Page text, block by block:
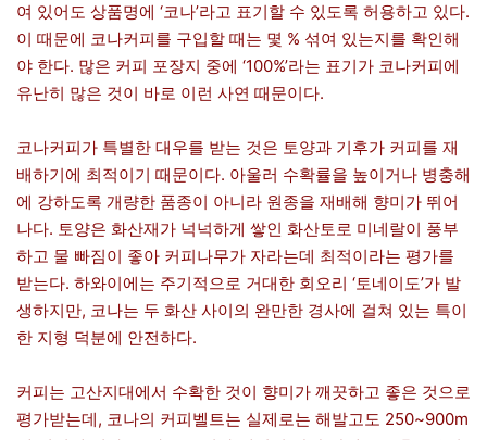
여 있어도 상품명에 ‘코나’라고 표기할 수 있도록 허용하고 있다.
이 때문에 코나커피를 구입할 때는 몇 % 섞여 있는지를 확인해
야 한다. 많은 커피 포장지 중에 ‘100%’라는 표기가 코나커피에
유난히 많은 것이 바로 이런 사연 때문이다.
코나커피가 특별한 대우를 받는 것은 토양과 기후가 커피를 재
배하기에 최적이기 때문이다. 아울러 수확률을 높이거나 병충해
에 강하도록 개량한 품종이 아니라 원종을 재배해 향미가 뛰어
나다. 토양은 화산재가 넉넉하게 쌓인 화산토로 미네랄이 풍부
하고 물 빠짐이 좋아 커피나무가 자라는데 최적이라는 평가를
받는다. 하와이에는 주기적으로 거대한 회오리 ‘토네이도’가 발
생하지만, 코나는 두 화산 사이의 완만한 경사에 걸쳐 있는 특이
한 지형 덕분에 안전하다.
커피는 고산지대에서 수확한 것이 향미가 깨끗하고 좋은 것으로
평가받는데, 코나의 커피벨트는 실제로는 해발고도 250~900m